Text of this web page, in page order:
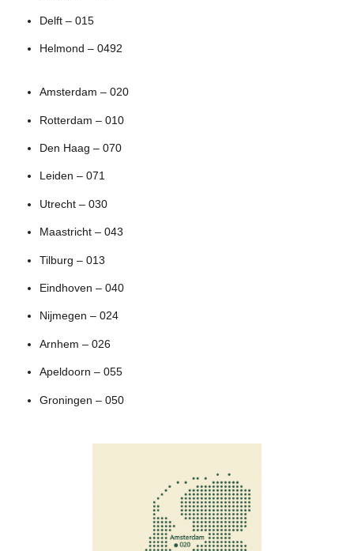
Delft – 015
Helmond – 0492
Amsterdam – 020
Rotterdam – 010
Den Haag – 070
Leiden – 071
Utrecht – 030
Maastricht – 043
Tilburg – 013
Eindhoven – 040
Nijmegen – 024
Arnhem – 026
Apeldoorn – 055
Groningen – 050